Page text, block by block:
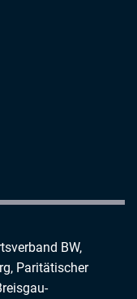
BW,
Paritätischer